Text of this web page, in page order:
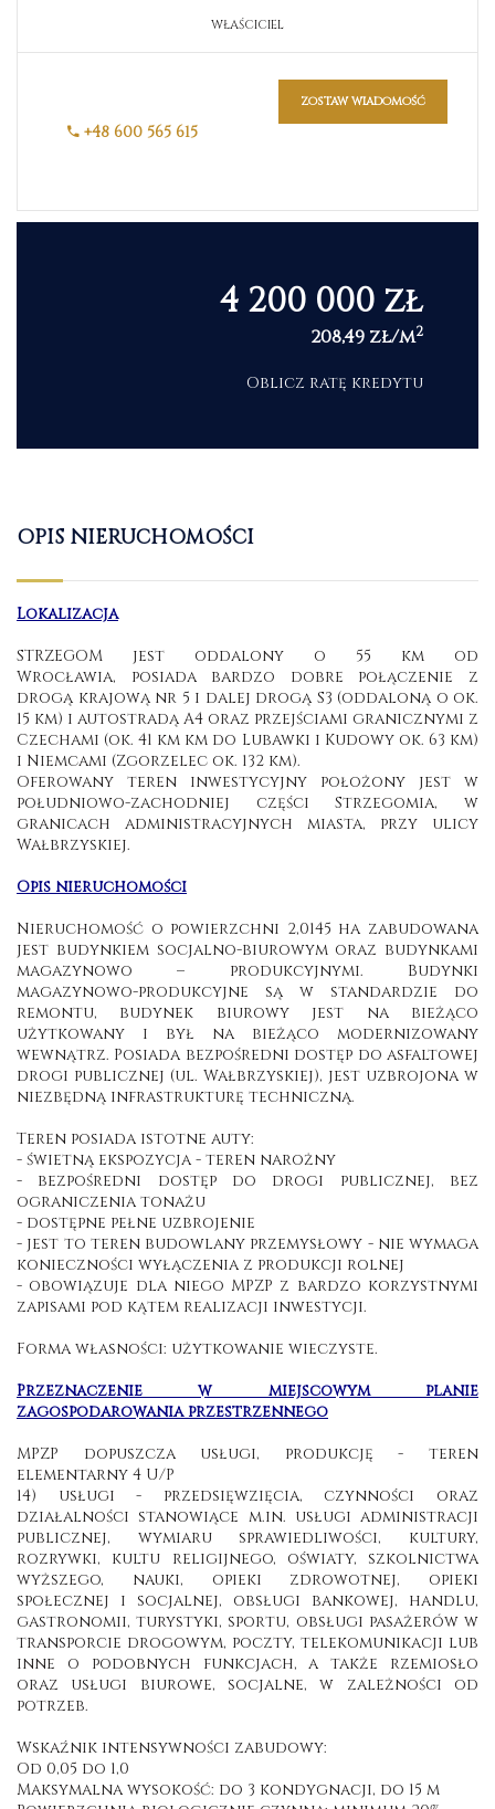
WŁAŚCICIEL
+48 600 565 615
zostaw wiadomość
4 200 000 zł
208,49 zł/m2
Oblicz ratę kredytu
OPIS NIERUCHOMOŚCI
Lokalizacja
STRZEGOM jest oddalony o 55 km od
Wrocławia, posiada bardzo dobre połączenie z
drogą krajową nr 5 i dalej drogą S3 (oddaloną o ok.
15 km) i autostradą A4 oraz przejściami granicznymi z
Czechami (ok. 41 km km do Lubawki i Kudowy ok. 63 km)
i Niemcami (Zgorzelec ok. 132 km).
Oferowany teren inwestycyjny położony jest w
południowo-zachodniej części Strzegomia, w
granicach administracyjnych miasta, przy ulicy
Wałbrzyskiej.
Opis nieruchomości
Nieruchomość o powierzchni 2,0145 ha zabudowana
jest budynkiem socjalno-biurowym oraz budynkami
magazynowo – produkcyjnymi. Budynki
magazynowo-produkcyjne są w standardzie do
remontu, budynek biurowy jest na bieżąco
użytkowany i był na bieżąco modernizowany
wewnątrz. Posiada bezpośredni dostęp do asfaltowej
drogi publicznej (ul. Wałbrzyskiej), jest uzbrojona w
niezbędną infrastrukturę techniczną.
Teren posiada istotne auty:
- świetną ekspozycja - teren narożny
- bezpośredni dostęp do drogi publicznej, bez
ograniczenia tonażu
- dostępne pełne uzbrojenie
- jest to teren budowlany przemysłowy - nie wymaga
konieczności wyłączenia z produkcji rolnej
- obowiązuje dla niego MPZP z bardzo korzystnymi
zapisami pod kątem realizacji inwestycji.
Forma własności: użytkowanie wieczyste.
Przeznaczenie w miejscowym planie
zagospodarowania przestrzennego
MPZP dopuszcza usługi, produkcję - teren
elementarny 4 U/P
14) usługi - przedsięwzięcia, czynności oraz
działalności stanowiące m.in. usługi administracji
publicznej, wymiaru sprawiedliwości, kultury,
rozrywki, kultu religijnego, oświaty, szkolnictwa
wyższego, nauki, opieki zdrowotnej, opieki
społecznej i socjalnej, obsługi bankowej, handlu,
gastronomii, turystyki, sportu, obsługi pasażerów w
transporcie drogowym, poczty, telekomunikacji lub
inne o podobnych funkcjach, a także rzemiosło
oraz usługi biurowe, socjalne, w zależności od
potrzeb.
Wskaźnik intensywności zabudowy:
Od 0,05 do 1,0
Maksymalna wysokość: do 3 kondygnacji, do 15 m